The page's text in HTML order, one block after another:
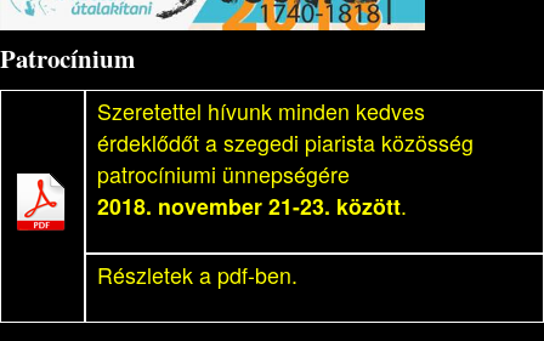
Patrocínium
Szeretettel hívunk minden kedves
érdeklődőt a szegedi piarista közösség
patrocíniumi ünnepségére
2018. november 21-23. között.
Részletek a pdf-ben.